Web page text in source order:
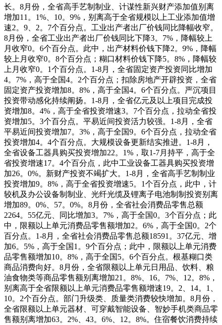
长。8月份，全省高手艺制制业、计谋性新兴财产添加值别离
增加11。1%、10。9%，别离高于全省规模以上工业添加值增
速2。9、2。7个百分点。工业出产者出厂价钱同比降幅收窄。
8月份，全省工业出产者出厂价钱同比下降3。7%，降幅较上
月收窄0。6个百分点。此中，出产材料价钱下降2。9%，降幅
较上月收窄0。8个百分点；糊口材料价钱下降5。8%，降幅较
上月收窄0。1个百分点。1-8月，全省固定资产投资同比增加
4。7%，高于全国4。2个百分点；扣除房地产开辟投资，全省
固定资产投资增加8。8%，高于全国4。6个百分点。严沉项目
投资带动感化持续阐扬。1-8月，全省亿元及以上项目完成投
资增加8。4%，高于全省投资增速3。7个百分点，拉动全省投
资增加5。3个百分点。平易近间投资活力较强。1-8月，全省
平易近间投资增加7。3%，高于全国9。6个百分点，拉动全省
投资增加4。4个百分点。大规模设备更新结实推进。1-8月，
全省设备工器具购买投资增加22。1%，取1-7月持平，高于全
省投资增速17。4个百分点，此中工业设备工器具购买投资增
加26。0%。新财产投资不竭扩大。1-8月，全省高手艺制制业
投资增加9。8%，高于全省投资增速5。1个百分点，此中，计
较机及办公设备制制业、光纤光缆及锂离子电池制制投资别离
增加89。0%、57。0%。8月份，全省社会消费品零售总额
2264。55亿元、同比增加3。7%，高于全国0。3个百分点；此
中，限额以上单元消费品零售额增加2。6%，高于全国0。2个
百分点。1-8月，全省社会消费品零售总额18591。37亿元、增
加6。5%，高于全国1。9个百分点；此中，限额以上单元消费
品零售额增加10。8%，高于全国5。6个百分点。根基糊口类
商品消费向好。8月份，全省限额以上单元日用品、饮料、粮
油食物类等商品零售额别离增加21。8%、16。7%、12。8%，
别离高于全省限额以上单元消费品零售额增速19。2、14。1、
10。2个百分点。部门升级类、质量类消费较快增加。8月份，
全省限额以上单元器材、可穿戴智能设备、智妙手机类商品零
售额别离增加63。2%、43。6%、12。8%。住宿餐饮消费持续